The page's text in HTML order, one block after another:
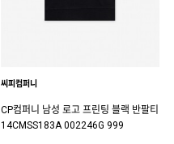
씨피컴퍼니
CP컴퍼니 남성 로고 프린팅 블랙 반팔티
14CMSS183A 002246G 999